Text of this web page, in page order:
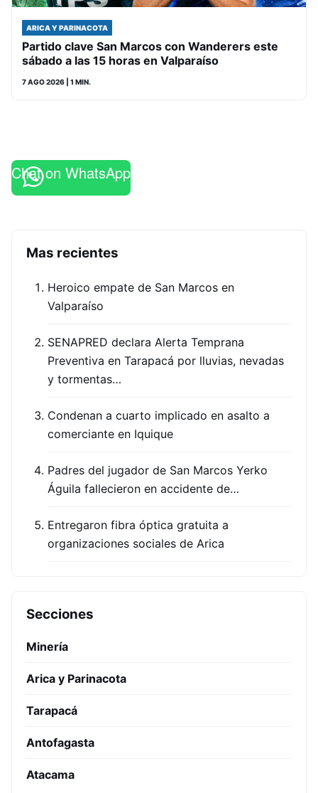
ARICA Y PARINACOTA
Partido clave San Marcos con Wanderers este
sábado a las 15 horas en Valparaíso
7 AGO 2026 | 1 MIN.
Chat on WhatsApp
Mas recientes
Heroico empate de San Marcos en
Valparaíso
SENAPRED declara Alerta Temprana
Preventiva en Tarapacá por lluvias, nevadas
y tormentas…
Condenan a cuarto implicado en asalto a
comerciante en Iquique
Padres del jugador de San Marcos Yerko
Águila fallecieron en accidente de…
Entregaron fibra óptica gratuita a
organizaciones sociales de Arica
Secciones
Minería
Arica y Parinacota
Tarapacá
Antofagasta
Atacama